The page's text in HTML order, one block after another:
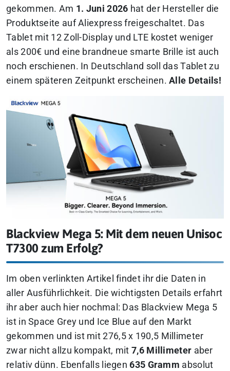
gekommen. Am 1. Juni 2026 hat der Hersteller die
Produktseite auf Aliexpress freigeschaltet. Das
Tablet mit 12 Zoll-Display und LTE kostet weniger
als 200€ und eine brandneue smarte Brille ist auch
noch erschienen. In Deutschland soll das Tablet zu
einem späteren Zeitpunkt erscheinen.Alle Details!
Blackview Mega 5: Mit dem neuen Unisoc
T7300 zum Erfolg?
Im oben verlinkten Artikel findet ihr die Daten in
aller Ausführlichkeit. Die wichtigsten Details erfahrt
ihr aber auch hier nochmal: Das Blackview Mega 5
ist in Space Grey und Ice Blue auf den Markt
gekommen und ist mit 276,5 x 190,5 Millimeter
zwar nicht allzu kompakt, mit7,6 Millimeter aber
relativ dünn. Ebenfalls liegen635 Gramm absolut